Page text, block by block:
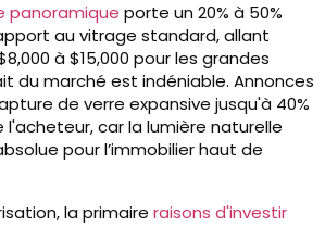
panoramique porte un 20% à 50%
au vitrage standard, allant
à $15,000 pour les grandes
du marché est indéniable. Annonces
de verre expansive jusqu'à 40%
car la lumière naturelle
pour l’immobilier haut de
la primaire raisons d'investir